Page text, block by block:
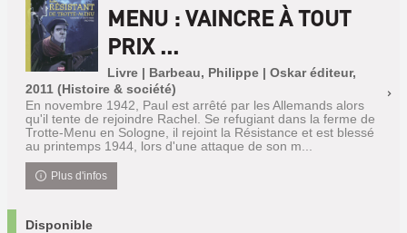
MENU : VAINCRE À TOUT
PRIX ...
Livre | Barbeau, Philippe | Oskar éditeur,
2011 (Histoire & société)
En novembre 1942, Paul est arrêté par les Allemands alors
qu'il tente de rejoindre Rachel. Se refugiant dans la ferme de
Trotte-Menu en Sologne, il rejoint la Résistance et est blessé
au printemps 1944, lors d'une attaque de son m...
Plus d'infos
Disponible